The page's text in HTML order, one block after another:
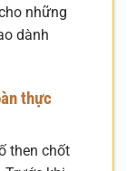
những
dành
thực
then chốt